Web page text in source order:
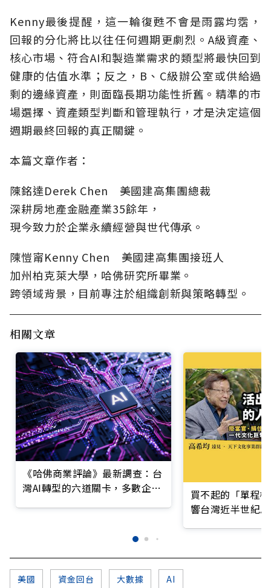
Kenny最後提醒，這一輪復甦不會是雨露均霑，
回報的分化將比以往任何週期更劇烈。A級資產、
核心市場、符合AI和製造業需求的類型將最快回到
健康的估值水準；反之，B、C級辦公室或供給過
剩的邊緣資產，則面臨長期功能性折舊。精準的市
場選擇、資產類型判斷和管理執行，才是決定這個
週期最終回報的真正關鍵。
本篇文章作者：
陳銘達Derek Chen 美國建高集團總裁
深耕房地產金融產業35餘年，
現今致力於企業永續經營與世代傳承。
陳愷甯Kenny Chen 美國建高集團接班人
加州柏克萊大學，哈佛研究所畢業。
跨領域背景，目前專注於組織創新與策略轉型。
相關文章
《哈佛商業評論》最新調查：台
灣AI轉型的六道關卡，多數企業
買不起的「單程
響台灣近半世紀
美國 資金回台 大數據 AI